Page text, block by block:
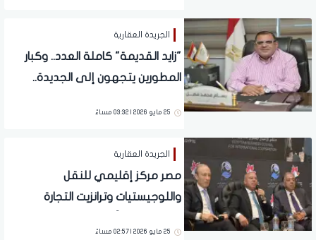
الجريدة العقارية
"زايد القديمة" كاملة العدد.. وكبار
المطورين يتجهون إلى الجديدة..
25 مايو 2026 | 03:32 مساءً
الجريدة العقارية
مصر مركز إقليمي للنقل
واللوجيستيات وترانزيت التجارة
25 مايو 2026 | 02:57 مساءً